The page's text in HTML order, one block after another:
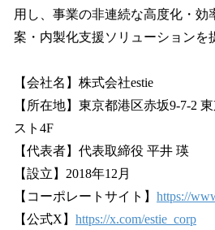
用し、事業の非連続な高度化・効
案・内製化支援ソリューションを
【会社名】株式会社estie
【所在地】東京都港区赤坂9-7-2
スト4F
【代表者】代表取締役 平井 瑛
【設立】2018年12月
【コーポレートサイト】 https://
【公式X】 https://x.com/estie_corp